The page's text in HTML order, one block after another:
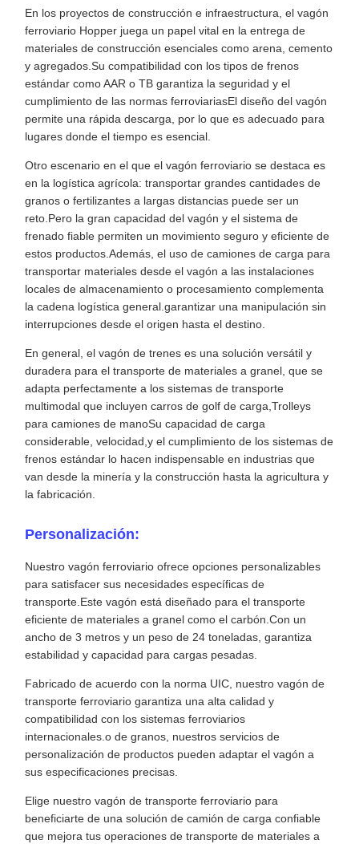
En los proyectos de construcción e infraestructura, el vagón
ferroviario Hopper juega un papel vital en la entrega de
materiales de construcción esenciales como arena, cemento
y agregados.Su compatibilidad con los tipos de frenos
estándar como AAR o TB garantiza la seguridad y el
cumplimiento de las normas ferroviariasEl diseño del vagón
permite una rápida descarga, por lo que es adecuado para
lugares donde el tiempo es esencial.
Otro escenario en el que el vagón ferroviario se destaca es
en la logística agrícola: transportar grandes cantidades de
granos o fertilizantes a largas distancias puede ser un
reto.Pero la gran capacidad del vagón y el sistema de
frenado fiable permiten un movimiento seguro y eficiente de
estos productos.Además, el uso de camiones de carga para
transportar materiales desde el vagón a las instalaciones
locales de almacenamiento o procesamiento complementa
la cadena logística general.garantizar una manipulación sin
interrupciones desde el origen hasta el destino.
En general, el vagón de trenes es una solución versátil y
duradera para el transporte de materiales a granel, que se
adapta perfectamente a los sistemas de transporte
multimodal que incluyen carros de golf de carga,Trolleys
para camiones de manoSu capacidad de carga
considerable, velocidad,y el cumplimiento de los sistemas de
frenos estándar lo hacen indispensable en industrias que
van desde la minería y la construcción hasta la agricultura y
la fabricación.
Personalización:
Nuestro vagón ferroviario ofrece opciones personalizables
para satisfacer sus necesidades específicas de
transporte.Este vagón está diseñado para el transporte
eficiente de materiales a granel como el carbón.Con un
ancho de 3 metros y un peso de 24 toneladas, garantiza
estabilidad y capacidad para cargas pesadas.
Fabricado de acuerdo con la norma UIC, nuestro vagón de
transporte ferroviario garantiza una alta calidad y
compatibilidad con los sistemas ferroviarios
internacionales.o de granos, nuestros servicios de
personalización de productos pueden adaptar el vagón a
sus especificaciones precisas.
Elige nuestro vagón de transporte ferroviario para
beneficiarte de una solución de camión de carga confiable
que mejora tus operaciones de transporte de materiales a